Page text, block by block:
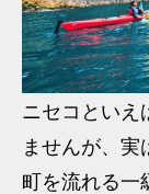
ニセコといえ
ませんが、実
町を流れる一